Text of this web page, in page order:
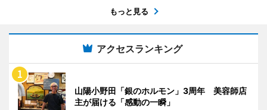
もっと見る
アクセスランキング
山陽小野田「銀のホルモン」3周年 美容師店
主が届ける「感動の一瞬」